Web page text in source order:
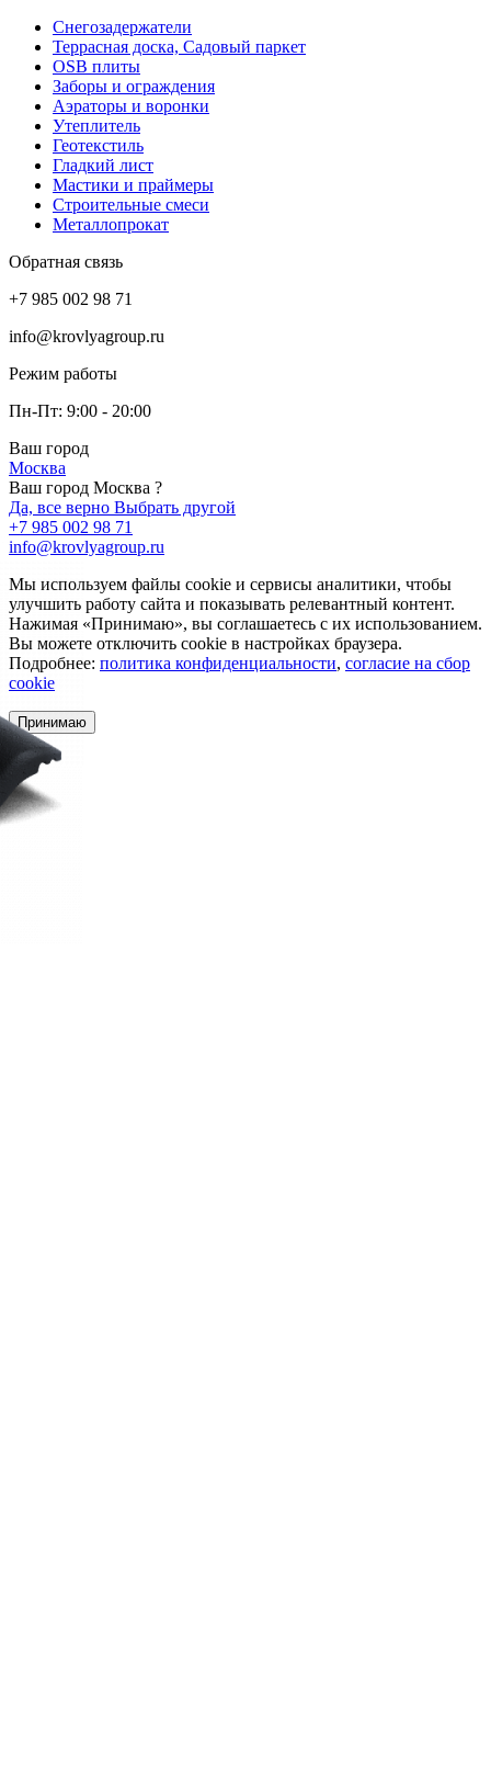
Снегозадержатели
Террасная доска, Садовый паркет
OSB плиты
Заборы и ограждения
Аэраторы и воронки
Утеплитель
Геотекстиль
Гладкий лист
Мастики и праймеры
Строительные смеси
Металлопрокат
Обратная связь
+7 985 002 98 71
info@krovlyagroup.ru
Режим работы
Пн-Пт: 9:00 - 20:00
Ваш город
Москва
Ваш город Москва ?
Да, все верно Выбрать другой
+7 985 002 98 71
info@krovlyagroup.ru
Мы используем файлы cookie и сервисы аналитики, чтобы
улучшить работу сайта и показывать релевантный контент.
Нажимая «Принимаю», вы соглашаетесь с их использованием.
Вы можете отключить cookie в настройках браузера.
Подробнее: политика конфиденциальности, согласие на сбор
cookie
Принимаю